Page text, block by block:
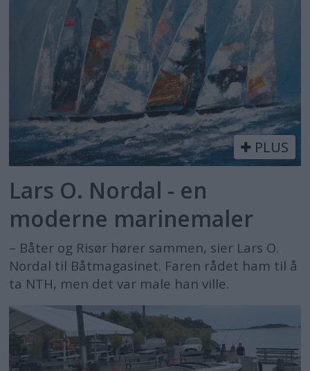
PLUS
Lars O. Nordal - en
moderne marinemaler
– Båter og Risør hører sammen, sier Lars O.
Nordal til Båtmagasinet. Faren rådet ham til å
ta NTH, men det var male han ville.